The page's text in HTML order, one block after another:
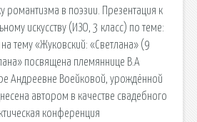
романтизма в поэзии. Презентация к
искусству (ИЗО, 3 класс) по теме:
тему «Жуковский: «Светлана» (9
посвящена племяннице В.А
Андреевне Воейковой, урождённой
автором в качестве свадебного
конференция